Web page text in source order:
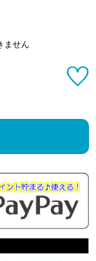
ません